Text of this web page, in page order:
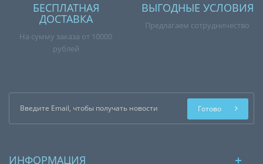
БЕСПЛАТНАЯ
ДОСТАВКА
На сумму заказа от 10000
рублей
ВЫГОДНЫЕ УСЛОВИЯ
Предлагаем сотрудничество
Готово
ИНФОРМАЦИЯ